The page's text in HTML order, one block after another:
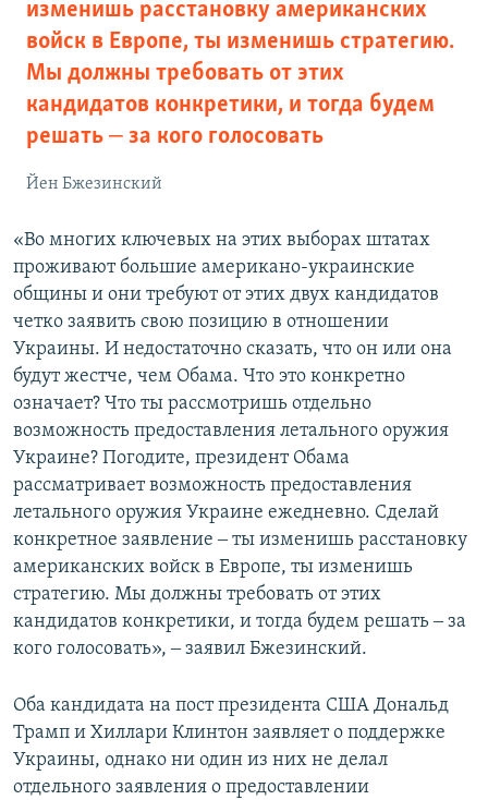
изменишь расстановку американских
войск в Европе, ты изменишь стратегию.
Мы должны требовать от этих
кандидатов конкретики, и тогда будем
решать ‒ за кого голосовать
Йен Бжезинский
«Во многих ключевых на этих выборах штатах
проживают большие американо-украинские
общины и они требуют от этих двух кандидатов
четко заявить свою позицию в отношении
Украины. И недостаточно сказать, что он или она
будут жестче, чем Обама. Что это конкретно
означает? Что ты рассмотришь отдельно
возможность предоставления летального оружия
Украине? Погодите, президент Обама
рассматривает возможность предоставления
летального оружия Украине ежедневно. Сделай
конкретное заявление ‒ ты изменишь расстановку
американских войск в Европе, ты изменишь
стратегию. Мы должны требовать от этих
кандидатов конкретики, и тогда будем решать ‒ за
кого голосовать», ‒ заявил Бжезинский.
Оба кандидата на пост президента США Дональд
Трамп и Хиллари Клинтон заявляет о поддержке
Украины, однако ни один из них не делал
отдельного заявления о предоставлении